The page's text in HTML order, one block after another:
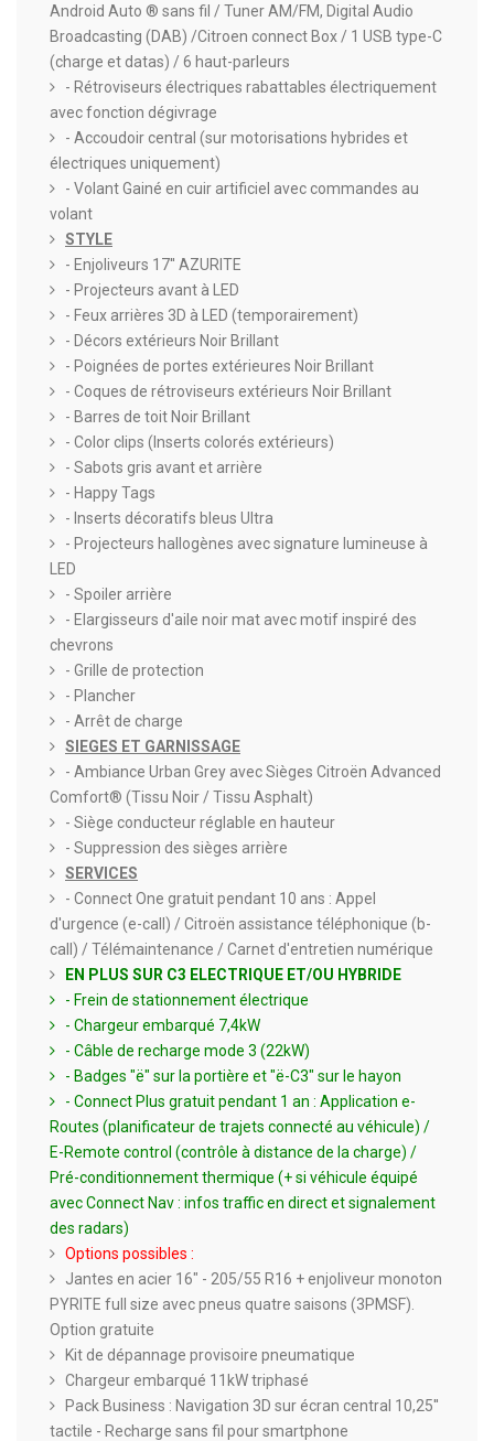
Android Auto ® sans fil / Tuner AM/FM, Digital Audio
Broadcasting (DAB) /Citroen connect Box / 1 USB type-C
(charge et datas) / 6 haut-parleurs
- Rétroviseurs électriques rabattables électriquement
avec fonction dégivrage
- Accoudoir central (sur motorisations hybrides et
électriques uniquement)
- Volant Gainé en cuir artificiel avec commandes au
volant
STYLE
- Enjoliveurs 17'' AZURITE
- Projecteurs avant à LED
- Feux arrières 3D à LED (temporairement)
- Décors extérieurs Noir Brillant
- Poignées de portes extérieures Noir Brillant
- Coques de rétroviseurs extérieurs Noir Brillant
- Barres de toit Noir Brillant
- Color clips (Inserts colorés extérieurs)
- Sabots gris avant et arrière
- Happy Tags
- Inserts décoratifs bleus Ultra
- Projecteurs hallogènes avec signature lumineuse à
LED
- Spoiler arrière
- Elargisseurs d'aile noir mat avec motif inspiré des
chevrons
- Grille de protection
- Plancher
- Arrêt de charge
SIEGES ET GARNISSAGE
- Ambiance Urban Grey avec Sièges Citroën Advanced
Comfort® (Tissu Noir / Tissu Asphalt)
- Siège conducteur réglable en hauteur
- Suppression des sièges arrière
SERVICES
- Connect One gratuit pendant 10 ans : Appel
d'urgence (e-call) / Citroën assistance téléphonique (b-
call) / Télémaintenance / Carnet d'entretien numérique
EN PLUS SUR C3 ELECTRIQUE ET/OU HYBRIDE
- Frein de stationnement électrique
- Chargeur embarqué 7,4kW
- Câble de recharge mode 3 (22kW)
- Badges "ë" sur la portière et "ë-C3" sur le hayon
- Connect Plus gratuit pendant 1 an : Application e-
Routes (planificateur de trajets connecté au véhicule) /
E-Remote control (contrôle à distance de la charge) /
Pré-conditionnement thermique (+ si véhicule équipé
avec Connect Nav : infos traffic en direct et signalement
des radars)
Options possibles :
Jantes en acier 16" - 205/55 R16 + enjoliveur monoton
PYRITE full size avec pneus quatre saisons (3PMSF).
Option gratuite
Kit de dépannage provisoire pneumatique
Chargeur embarqué 11kW triphasé
Pack Business : Navigation 3D sur écran central 10,25''
tactile - Recharge sans fil pour smartphone